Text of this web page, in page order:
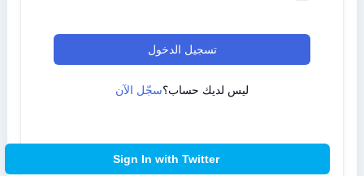
تسجيل الدخول
ليس لديك حساب؟سجّل الآن
Sign In with Twitter